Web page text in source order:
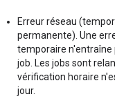
Erreur réseau
permanente). Une
temporaire n'entraîne
job. Les jobs sont
vérification horaire n'est
jour.